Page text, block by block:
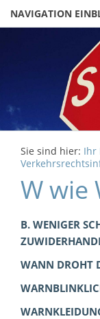
NAVIGATION
Sie sind hier: Ihr
W wie
B. WENIGER
WANN DROHT